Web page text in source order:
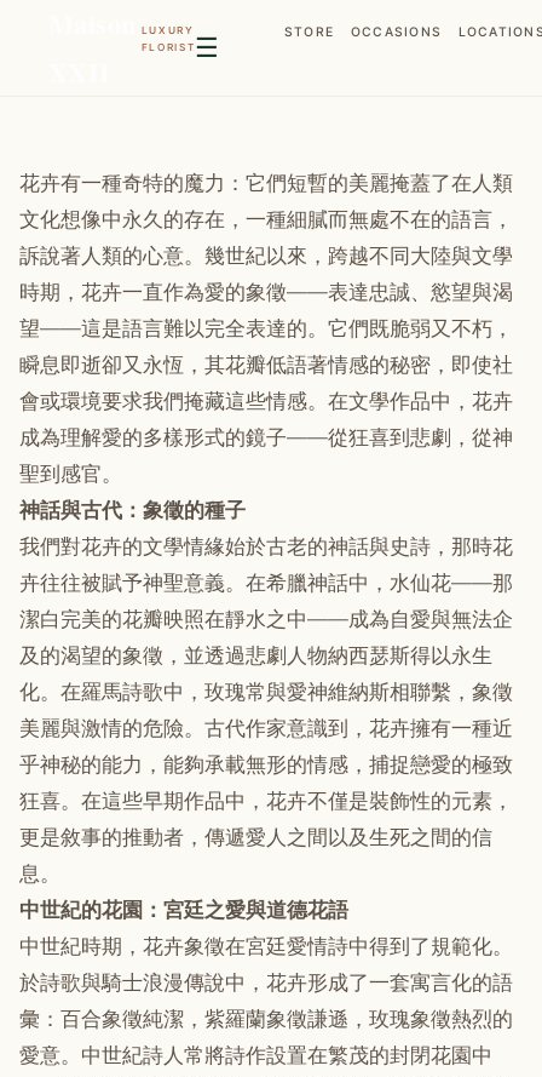
LUXURY
FLORIST ☰ STORE OCCASIONS
花卉有一種奇特的魔力：它們短暫的美麗掩蓋了在人類
文化想像中永久的存在，一種細膩而無處不在的語言，
訴說著人類的心意。幾世紀以來，跨越不同大陸與文學
時期，花卉一直作為愛的象徵——表達忠誠、慾望與渴
望——這是語言難以完全表達的。它們既脆弱又不朽，
瞬息即逝卻又永恆，其花瓣低語著情感的秘密，即使社
會或環境要求我們掩藏這些情感。在文學作品中，花卉
成為理解愛的多樣形式的鏡子——從狂喜到悲劇，從神
聖到感官。
神話與古代：象徵的種子
我們對花卉的文學情緣始於古老的神話與史詩，那時花
卉往往被賦予神聖意義。在希臘神話中，水仙花——那
潔白完美的花瓣映照在靜水之中——成為自愛與無法企
及的渴望的象徵，並透過悲劇人物納西瑟斯得以永生
化。在羅馬詩歌中，玫瑰常與愛神維納斯相聯繫，象徵
美麗與激情的危險。古代作家意識到，花卉擁有一種近
乎神秘的能力，能夠承載無形的情感，捕捉戀愛的極致
狂喜。在這些早期作品中，花卉不僅是裝飾性的元素，
更是敘事的推動者，傳遞愛人之間以及生死之間的信
息。
中世紀的花園：宮廷之愛與道德花語
中世紀時期，花卉象徵在宮廷愛情詩中得到了規範化。
於詩歌與騎士浪漫傳說中，花卉形成了一套寓言化的語
彙：百合象徵純潔，紫羅蘭象徵謙遜，玫瑰象徵熱烈的
愛意。中世紀詩人常將詩作設置在繁茂的封閉花園中